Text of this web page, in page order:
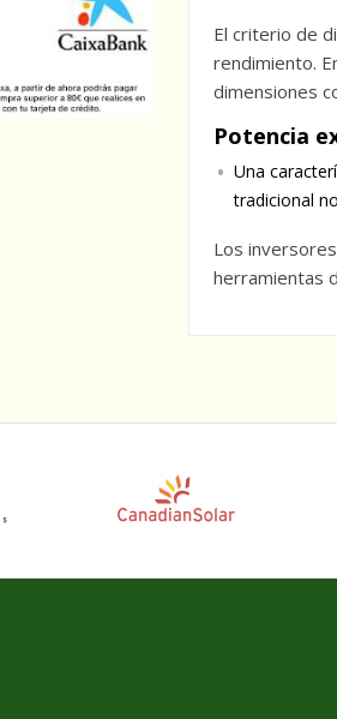
El criterio de
rendimiento.
dimensiones
Potencia
Una
tradicional
Los
herramientas